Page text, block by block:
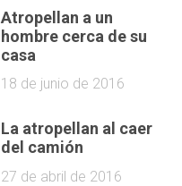
Atropellan a un
hombre cerca de su
casa
18 de junio de 2016
La atropellan al caer
del camión
27 de abril de 2016